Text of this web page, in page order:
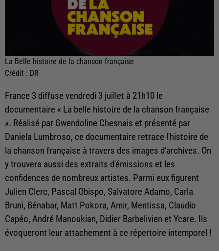
La Belle histoire de la chanson française
Crédit : DR
France 3 diffuse vendredi 3 juillet à 21h10 le
documentaire « La belle histoire de la chanson française
». Réalisé par Gwendoline Chesnais et présenté par
Daniela Lumbroso, ce documentaire retrace l'histoire de
la chanson française à travers des images d'archives. On
y trouvera aussi des extraits d'émissions et les
confidences de nombreux artistes. Parmi eux figurent
Julien Clerc, Pascal Obispo, Salvatore Adamo, Carla
Bruni, Bénabar, Matt Pokora, Amir, Mentissa, Claudio
Capéo, André Manoukian, Didier Barbelivien et Ycare. Ils
évoqueront leur attachement à ce répertoire intemporel !